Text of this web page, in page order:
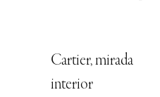
Cartier, mirada
interior